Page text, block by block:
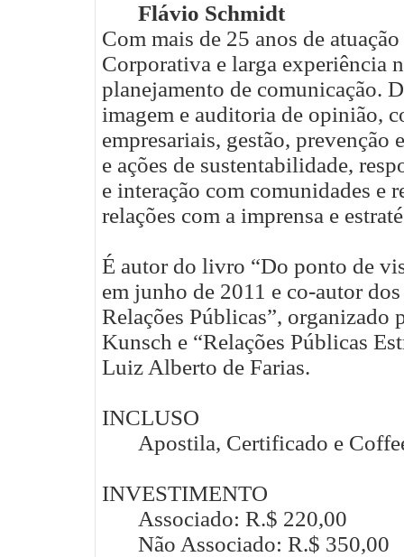
Flávio Schmidt
Com mais de 25 anos de
Corporativa e larga experiência
planejamento de comunicação.
imagem e auditoria de opinião,
empresariais, gestão, prevenção
e ações de sustentabilidade,
e interação com comunidades e
relações com a imprensa e
É autor do livro “Do ponto de
em junho de 2011 e co-autor
Relações Públicas”,
Kunsch e “Relações Públicas
Luiz Alberto de Farias.
INCLUSO
Apostila, Certificado e
INVESTIMENTO
Associado: R.$ 220,00
Não Associado: R.$ 350,00